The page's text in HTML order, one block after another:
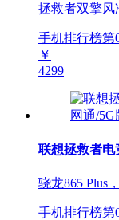
拯救者双擎风
手机排行榜第
￥
4299
联想拯救者电
骁龙865 Plus
手机排行榜第